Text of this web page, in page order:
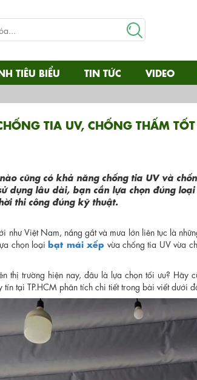
TIÊU BIỂU TIN TỨC VIDEO
TIA UV, CHỐNG THẤM
cũng có khả năng chống tia UV và
dụng lâu dài, bạn cần lựa chọn đúng
thi công đúng kỹ thuật.
như Việt Nam, nắng gắt và mưa lớn liên tục là
chọn loạibạt mái xếp vừa chống tia UV vừa
thị trường hiện nay, đâu là lựa chọn tối ưu? Hãy
tín tại TP.HCM phân tích chi tiết trong bài viết dưới